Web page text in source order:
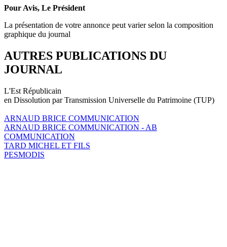
Pour Avis, Le Président
La présentation de votre annonce peut varier selon la composition
graphique du journal
AUTRES PUBLICATIONS DU
JOURNAL
L'Est Républicain
en Dissolution par Transmission Universelle du Patrimoine (TUP)
ARNAUD BRICE COMMUNICATION
ARNAUD BRICE COMMUNICATION - AB
COMMUNICATION
TARD MICHEL ET FILS
PESMODIS